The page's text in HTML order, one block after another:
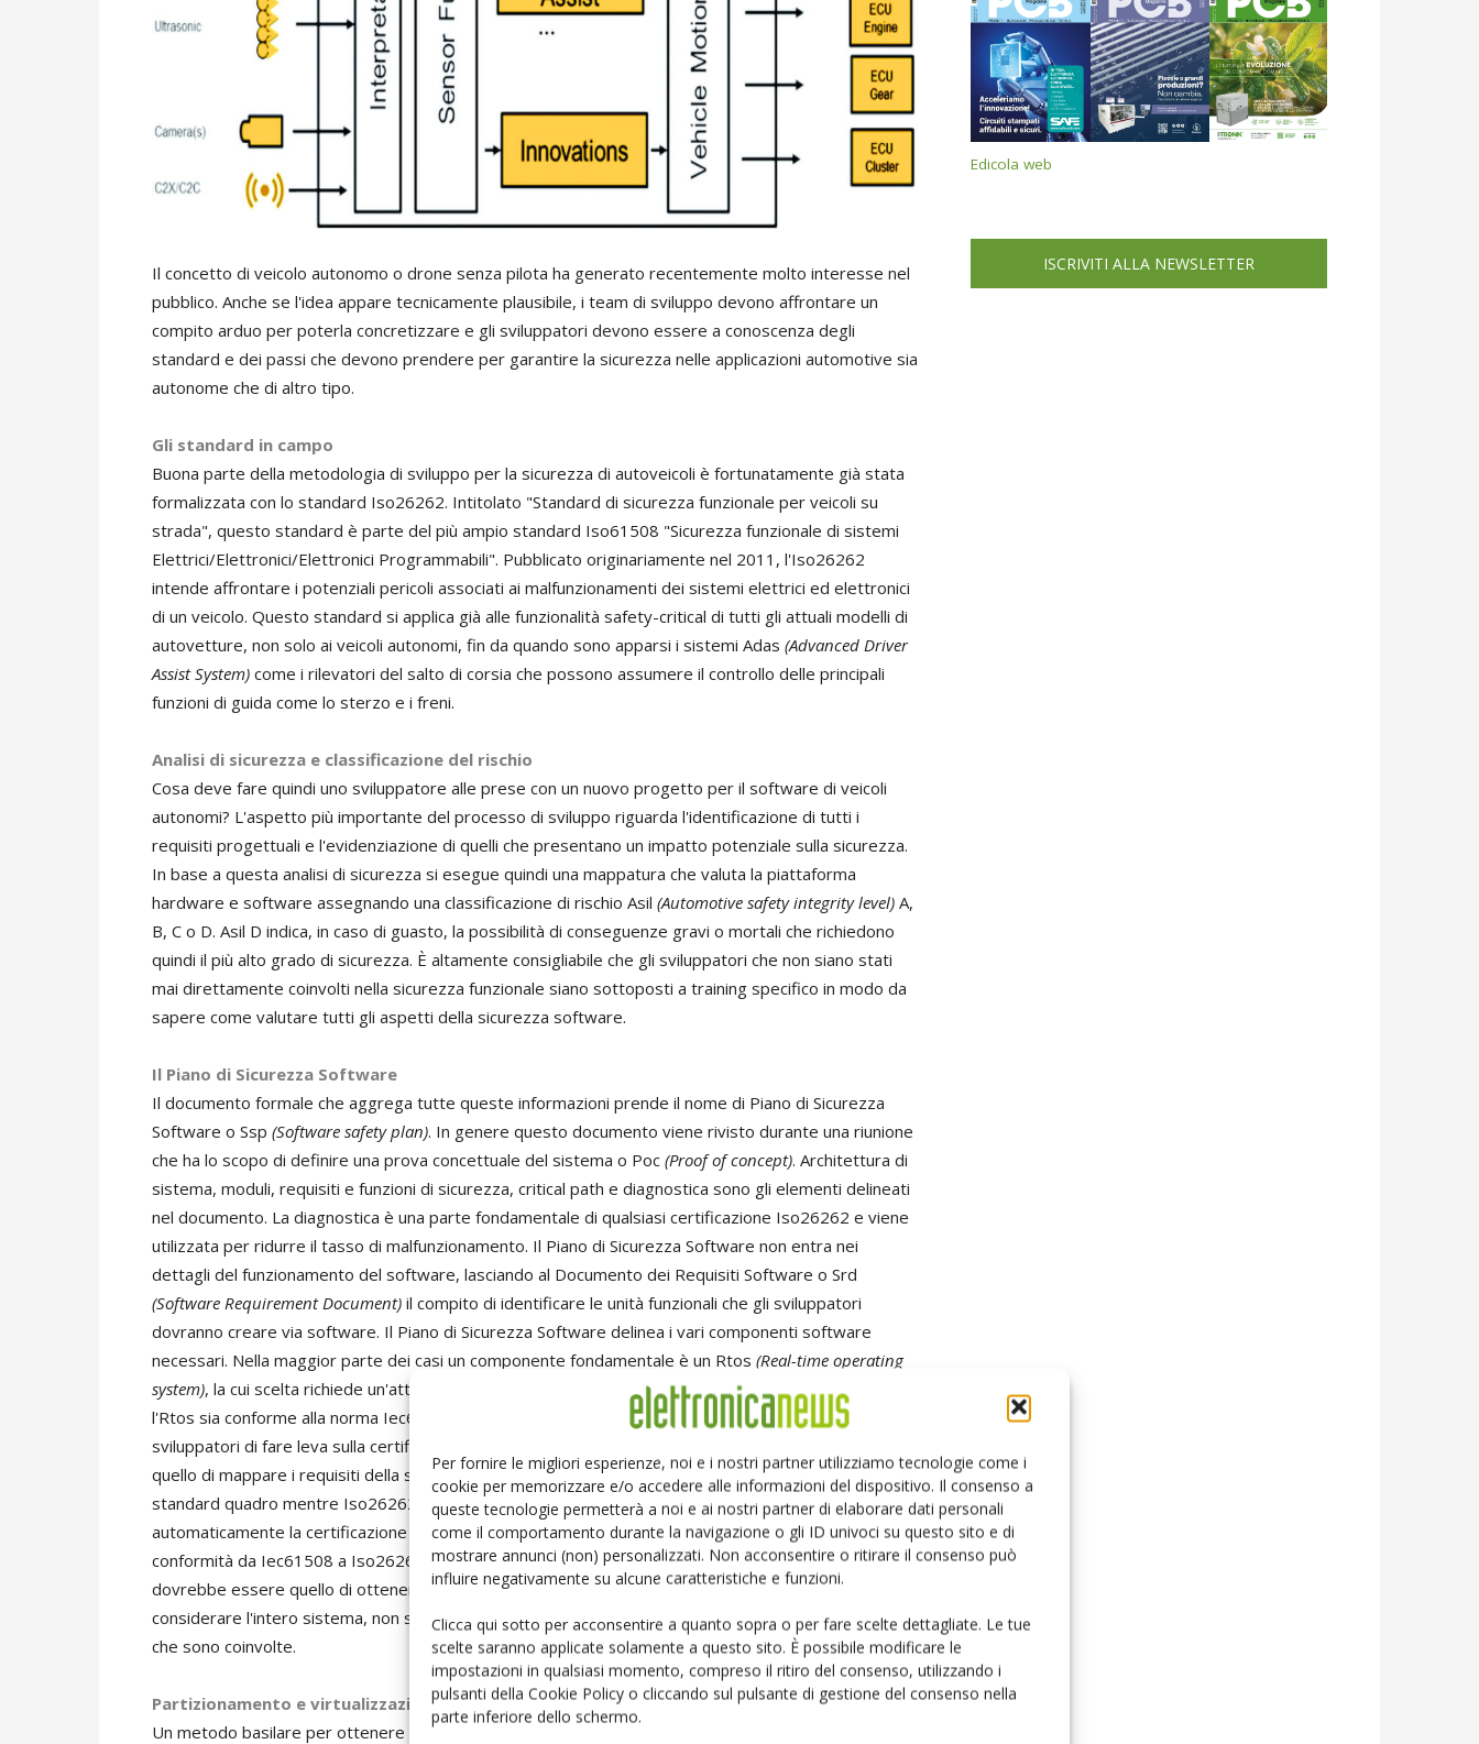
Per fornire le migliori esperienze, noi e i nostri partner utilizziamo tecnologie come i
cookie per memorizzare e/o accedere alle informazioni del dispositivo. Il consenso a
queste tecnologie permetterà a noi e ai nostri partner di elaborare dati personali
come il comportamento durante la navigazione o gli ID univoci su questo sito e di
mostrare annunci (non) personalizzati. Non acconsentire o ritirare il consenso può
influire negativamente su alcune caratteristiche e funzioni.
Clicca qui sotto per acconsentire a quanto sopra o per fare scelte dettagliate. Le tue
scelte saranno applicate solamente a questo sito. È possibile modificare le
impostazioni in qualsiasi momento, compreso il ritiro del consenso, utilizzando i
pulsanti della Cookie Policy o cliccando sul pulsante di gestione del consenso nella
parte inferiore dello schermo.
Il concetto di veicolo autonomo o drone senza pilota ha generato recentemente molto interesse nel
pubblico. Anche se l'idea appare tecnicamente plausibile, i team di sviluppo devono affrontare un
compito arduo per poterla concretizzare e gli sviluppatori devono essere a conoscenza degli
standard e dei passi che devono prendere per garantire la sicurezza nelle applicazioni automotive sia
autonome che di altro tipo.
Gli standard in campo
Buona parte della metodologia di sviluppo per la sicurezza di autoveicoli è fortunatamente già stata
formalizzata con lo standard Iso26262. Intitolato "Standard di sicurezza funzionale per veicoli su
strada", questo standard è parte del più ampio standard Iso61508 "Sicurezza funzionale di sistemi
Elettrici/Elettronici/Elettronici Programmabili". Pubblicato originariamente nel 2011, l'Iso26262
intende affrontare i potenziali pericoli associati ai malfunzionamenti dei sistemi elettrici ed elettronici
di un veicolo. Questo standard si applica già alle funzionalità safety-critical di tutti gli attuali modelli di
autovetture, non solo ai veicoli autonomi, fin da quando sono apparsi i sistemi Adas (Advanced Driver
Assist System) come i rilevatori del salto di corsia che possono assumere il controllo delle principali
funzioni di guida come lo sterzo e i freni.
Analisi di sicurezza e classificazione del rischio
Cosa deve fare quindi uno sviluppatore alle prese con un nuovo progetto per il software di veicoli
autonomi? L'aspetto più importante del processo di sviluppo riguarda l'identificazione di tutti i
requisiti progettuali e l'evidenziazione di quelli che presentano un impatto potenziale sulla sicurezza.
In base a questa analisi di sicurezza si esegue quindi una mappatura che valuta la piattaforma
hardware e software assegnando una classificazione di rischio Asil (Automotive safety integrity level) A,
B, C o D. Asil D indica, in caso di guasto, la possibilità di conseguenze gravi o mortali che richiedono
quindi il più alto grado di sicurezza. È altamente consigliabile che gli sviluppatori che non siano stati
mai direttamente coinvolti nella sicurezza funzionale siano sottoposti a training specifico in modo da
sapere come valutare tutti gli aspetti della sicurezza software.
Il Piano di Sicurezza Software
Il documento formale che aggrega tutte queste informazioni prende il nome di Piano di Sicurezza
Software o Ssp (Software safety plan). In genere questo documento viene rivisto durante una riunione
che ha lo scopo di definire una prova concettuale del sistema o Poc (Proof of concept). Architettura di
sistema, moduli, requisiti e funzioni di sicurezza, critical path e diagnostica sono gli elementi delineati
nel documento. La diagnostica è una parte fondamentale di qualsiasi certificazione Iso26262 e viene
utilizzata per ridurre il tasso di malfunzionamento. Il Piano di Sicurezza Software non entra nei
dettagli del funzionamento del software, lasciando al Documento dei Requisiti Software o Srd
(Software Requirement Document) il compito di identificare le unità funzionali che gli sviluppatori
dovranno creare via software. Il Piano di Sicurezza Software delinea i vari componenti software
necessari. Nella maggior parte dei casi un componente fondamentale è un Rtos (Real-time operating
system), la cui scelta richiede un'attenta disamina. Per esempio, gli sviluppatori devono accertarsi che
l'Rtos sia conforme alla norma Iec61508. L'adozione di un software così certificato permette agli
sviluppatori di fare leva sulla certificazione fornita dal produttore dell'Rtos. Il passo successivo è
quello di mappare i requisiti della sicurezza del software. Come già accennato, Iec61508 è uno
standard quadro mentre Iso26262 è uno standard applicativo; nel contempo, Iso26262 non eredita
automaticamente la certificazione Iec61508. Un requisito minimo è quello di fornire una matrice di
conformità da Iec61508 a Iso26262, ma si tratta di una soluzione non ideale quando l'obiettivo
dovrebbe essere quello di ottenere formalmente la conformità Iso26262. Per fare questo occorre
considerare l'intero sistema, non solo il software, e identificare tutte le funzioni (di sicurezza e non)
che sono coinvolte.
Partizionamento e virtualizzazione
Un metodo basilare per ottenere un determinato livello di sicurezza è quello di stabilire una
Edicola web
ISCRIVITI ALLA NEWSLETTER